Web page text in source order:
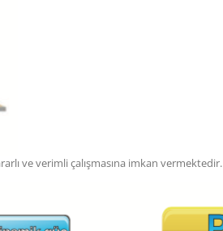
ve verimli çalışmasına imkan vermektedir.